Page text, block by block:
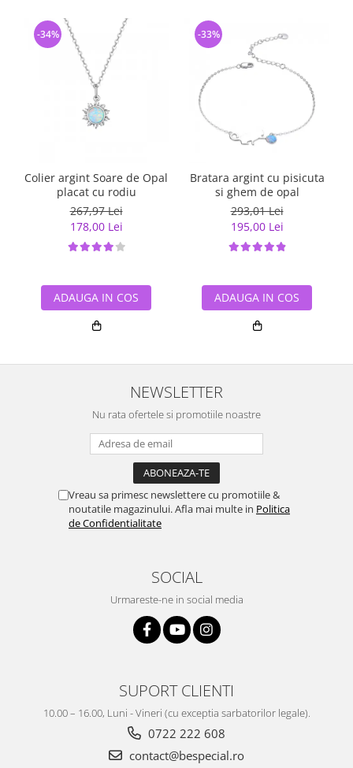
Colier argint Soare de Opal
placat cu rodiu
267,97 Lei
178,00 Lei
-34%
ADAUGA IN COS
Bratara argint cu pisicuta
si ghem de opal
293,01 Lei
195,00 Lei
-33%
ADAUGA IN COS
NEWSLETTER
Nu rata ofertele si promotiile noastre
Vreau sa primesc newslettere cu promotiile &
noutatile magazinului. Afla mai multe in Politica
de Confidentialitate
SOCIAL
Urmareste-ne in social media
SUPORT CLIENTI
10.00 – 16.00, Luni - Vineri (cu exceptia sarbatorilor legale).
0722 222 608
contact@bespecial.ro